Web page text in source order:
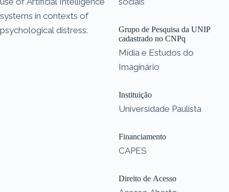
systems in contexts of
psychological distress.
Grupo de Pesquisa da UNIP
cadastrado no CNPq
Mídia e Estudos do
Imaginário
Instituição
Universidade Paulista
Financiamento
CAPES
Direito de Acesso